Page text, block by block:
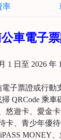
率
車電子
1 日至 2026 年
子票證或行動
QRCode 乘車
悠遊卡、愛金
卡、青少年優待
MONEY、